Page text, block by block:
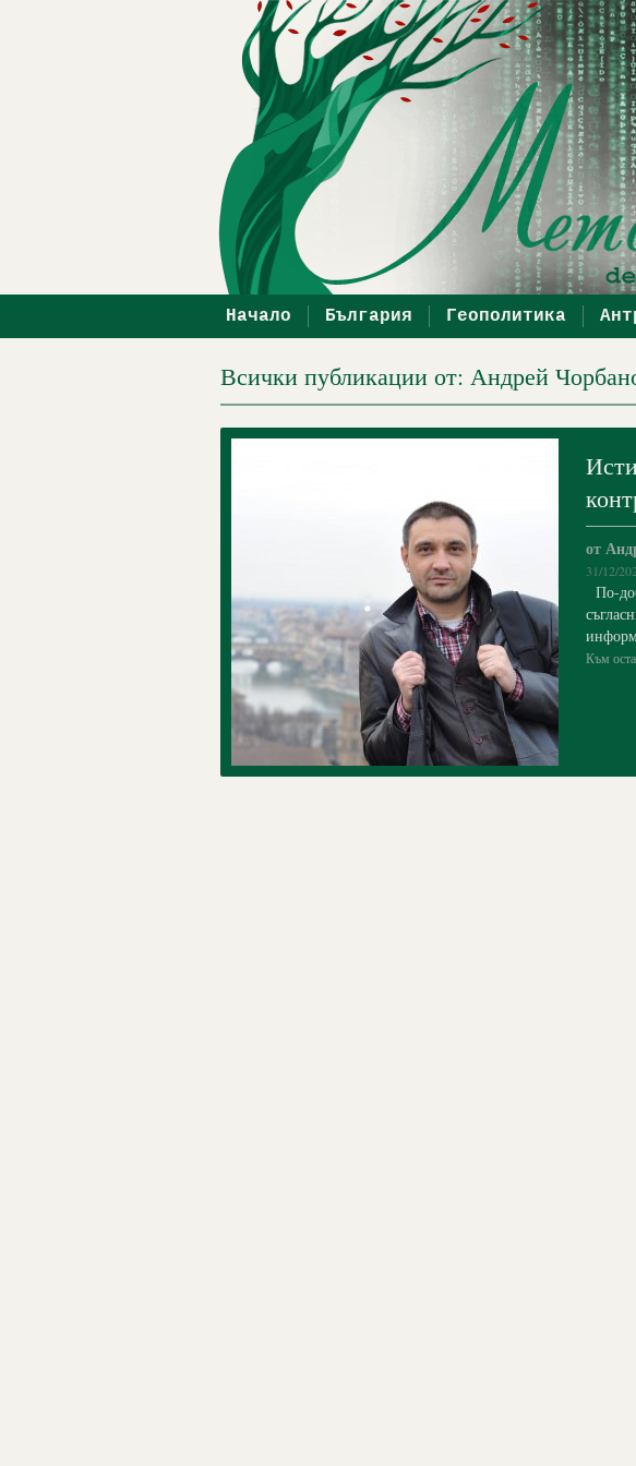
Начало България Геополитика
Всички публикации от: Андрей
от
31/12/
По-
Към